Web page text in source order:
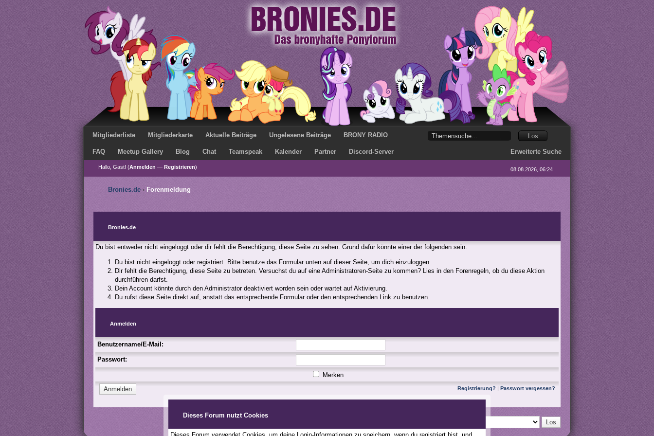
Dieses Forum nutzt Cookies
Mitgliederliste Mitgliederkarte Aktuelle Beiträge Ungelesene Beiträge BRONY RADIO
FAQ Meetup Gallery Blog Chat Teamspeak Kalender Partner Discord-Server Erweiterte Suche
Hallo, Gast! (Anmelden — Registrieren) 08.08.2026, 06:24
Bronies.de › Forenmeldung
Bronies.de
Du bist entweder nicht eingeloggt oder dir fehlt die Berechtigung, diese Seite zu sehen. Grund dafür könnte einer der folgenden sein:
Du bist nicht eingeloggt oder registriert. Bitte benutze das Formular unten auf dieser Seite, um dich einzuloggen.
Dir fehlt die Berechtigung, diese Seite zu betreten. Versuchst du auf eine Administratoren-Seite zu kommen? Lies in den Forenregeln, ob du diese Aktion
durchführen darfst.
Dein Account könnte durch den Administrator deaktiviert worden sein oder wartet auf Aktivierung.
Du rufst diese Seite direkt auf, anstatt das entsprechende Formular oder den entsprechenden Link zu benutzen.
Anmelden
Benutzername/E-Mail:
Passwort:
Merken
Registrierung? | Passwort vergessen?